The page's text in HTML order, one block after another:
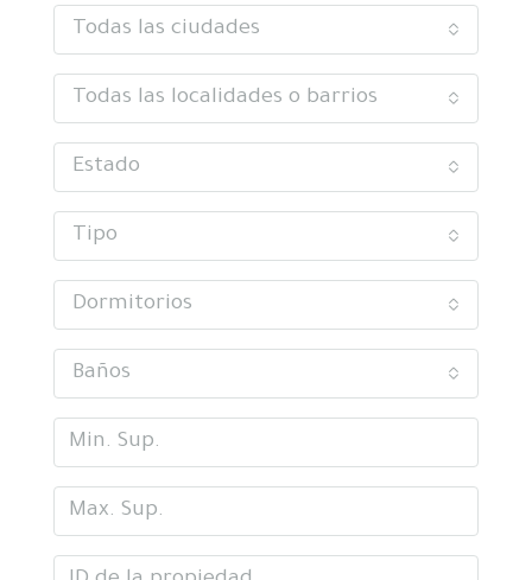
Todas las ciudades
Todas las localidades o barrios
Estado
Tipo
Dormitorios
Baños